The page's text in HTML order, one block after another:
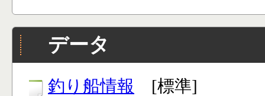
データ
釣り船情報 [標準]